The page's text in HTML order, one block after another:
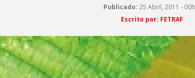
Publicado: 25 Abril, 2011 -
Escrito por: FETRAF